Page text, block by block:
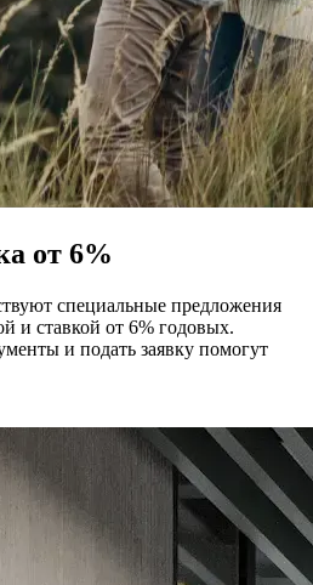
от 6%
специальные предложения
и ставкой от 6% годовых.
и подать заявку помогут